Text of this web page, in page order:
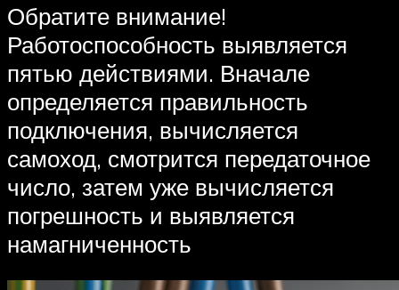
Обратите внимание!
Работоспособность выявляется
пятью действиями. Вначале
определяется правильность
подключения, вычисляется
самоход, смотрится передаточное
число, затем уже вычисляется
погрешность и выявляется
намагниченность